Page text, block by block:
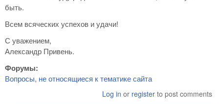
быть.
Всем всяческих успехов и удачи!
С уважением,
Александр Привень.
Форумы:
Вопросы, не относящиеся к тематике сайта
Log in or register to post comments